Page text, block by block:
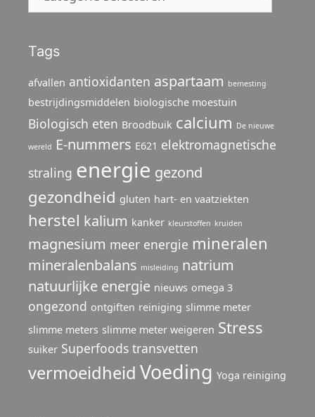
Tags
afvallen antioxidanten aspartaam bemesting
bestrijdingsmiddelen biologische moestuin
Biologisch eten Broodbuik calcium De nieuwe
wereld E-nummers E621 elektromagnetische
straling energie gezond
gezondheid gluten hart- en vaatziekten
herstel kalium kanker kleurstoffen kruiden
magnesium meer energie mineralen
mineralenbalans misleiding natrium
natuurlijke energie nieuws omega 3
ongezond ontgiften reiniging slimme meter
slimme meters slimme meter weigeren Stress
suiker Superfoods transvetten
vermoeidheid Voeding Yoga reiniging